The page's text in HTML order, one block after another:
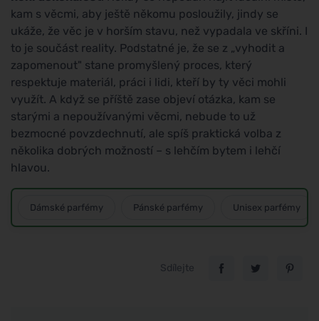
kam s věcmi, aby ještě někomu posloužily, jindy se
ukáže, že věc je v horším stavu, než vypadala ve skříni. I
to je součást reality. Podstatné je, že se z „vyhodit a
zapomenout" stane promyšlený proces, který
respektuje materiál, práci i lidi, kteří by ty věci mohli
využít. A když se příště zase objeví otázka, kam se
starými a nepoužívanými věcmi, nebude to už
bezmocné povzdechnutí, ale spíš praktická volba z
několika dobrých možností – s lehčím bytem i lehčí
hlavou.
Dámské parfémy Pánské parfémy Unisex parfémy
Sdílejte